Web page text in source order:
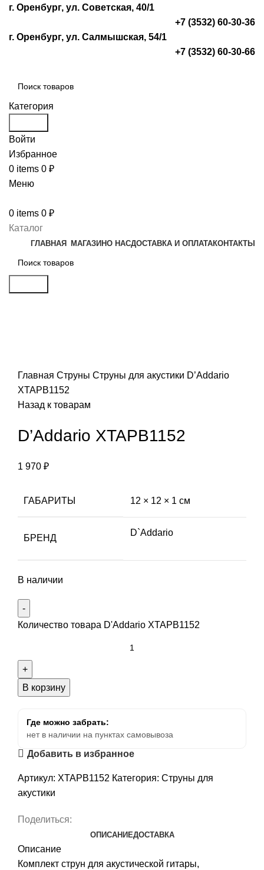
г. Оренбург, ул. Советская, 40/1
+7 (3532) 60-30-36
г. Оренбург, ул. Салмышская, 54/1
+7 (3532) 60-30-66
Категория
Войти
Избранное
0 items 0 ₽
Меню
0 items 0 ₽
Каталог
ГЛАВНАЯ МАГАЗИНО НАСДОСТАВКА И ОПЛАТАКОНТАКТЫ
Главная Струны Струны для акустики D’Addario
XTAPB1152
Назад к товарам
D’Addario XTAPB1152
1 970 ₽
ГАБАРИТЫ 12 × 12 × 1 см
БРЕНД
D`Addario
В наличии
Количество товара D'Addario XTAPB1152
В корзину
Где можно забрать:
нет в наличии на пунктах самовывоза
Добавить в избранное
Артикул: XTAPB1152 Категория: Струны для
акустики
Поделиться:
ОПИСАНИЕДОСТАВКА
Описание
Комплект струн для акустической гитары,